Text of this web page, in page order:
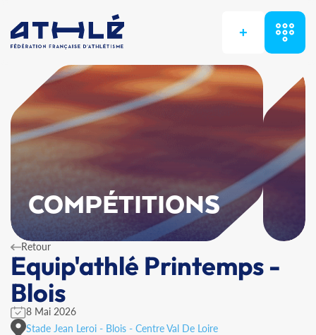
+
COMPÉTITIONS
Retour
Equip'athlé Printemps -
Blois
8 Mai 2026
Stade Jean Leroi - Blois - Centre Val De Loire